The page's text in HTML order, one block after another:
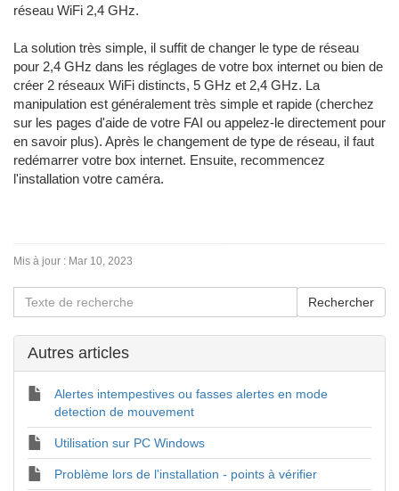
réseau WiFi 2,4 GHz.
La solution très simple, il suffit de changer le type de réseau
pour 2,4 GHz dans les réglages de votre box internet ou bien de
créer 2 réseaux WiFi distincts, 5 GHz et 2,4 GHz. La
manipulation est généralement très simple et rapide (cherchez
sur les pages d'aide de votre FAI ou appelez-le directement pour
en savoir plus). Après le changement de type de réseau, il faut
redémarrer votre box internet. Ensuite, recommencez
l'installation votre caméra.
Mis à jour : Mar 10, 2023
Autres articles
Alertes intempestives ou fasses alertes en mode
detection de mouvement
Utilisation sur PC Windows
Problème lors de l'installation - points à vérifier